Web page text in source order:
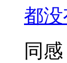
都
同